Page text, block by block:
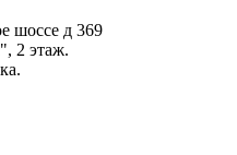
шоссе д 369
2 этаж.